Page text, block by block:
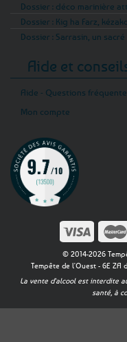
Dossier : déco marinière
Dossier : Kig ha Farz,
Dossier : Sarrasin, un
Aide et
Aide - Questions
Mon compte
© 2014-2026
Tempête de l'Ouest - 6E ZA
La vente d'alcool est interdite
santé, à